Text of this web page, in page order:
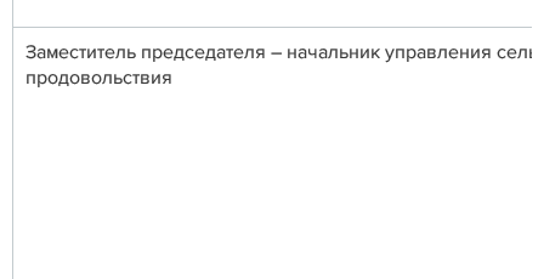
Заместитель председателя – начальник управления
продовольствия